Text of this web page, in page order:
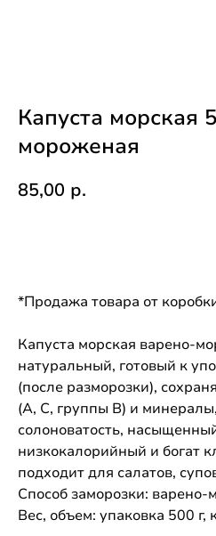
Капуста морская
мороженая
85,00 р.
*Продажа товара от
Капуста морская варено-
натуральный, готовый к
(после разморозки),
(A, C, группы B) и
солоноватость,
низкокалорийный и богат
подходит для салатов,
Способ заморозки:
Вес, объем: упаковка 500 г,